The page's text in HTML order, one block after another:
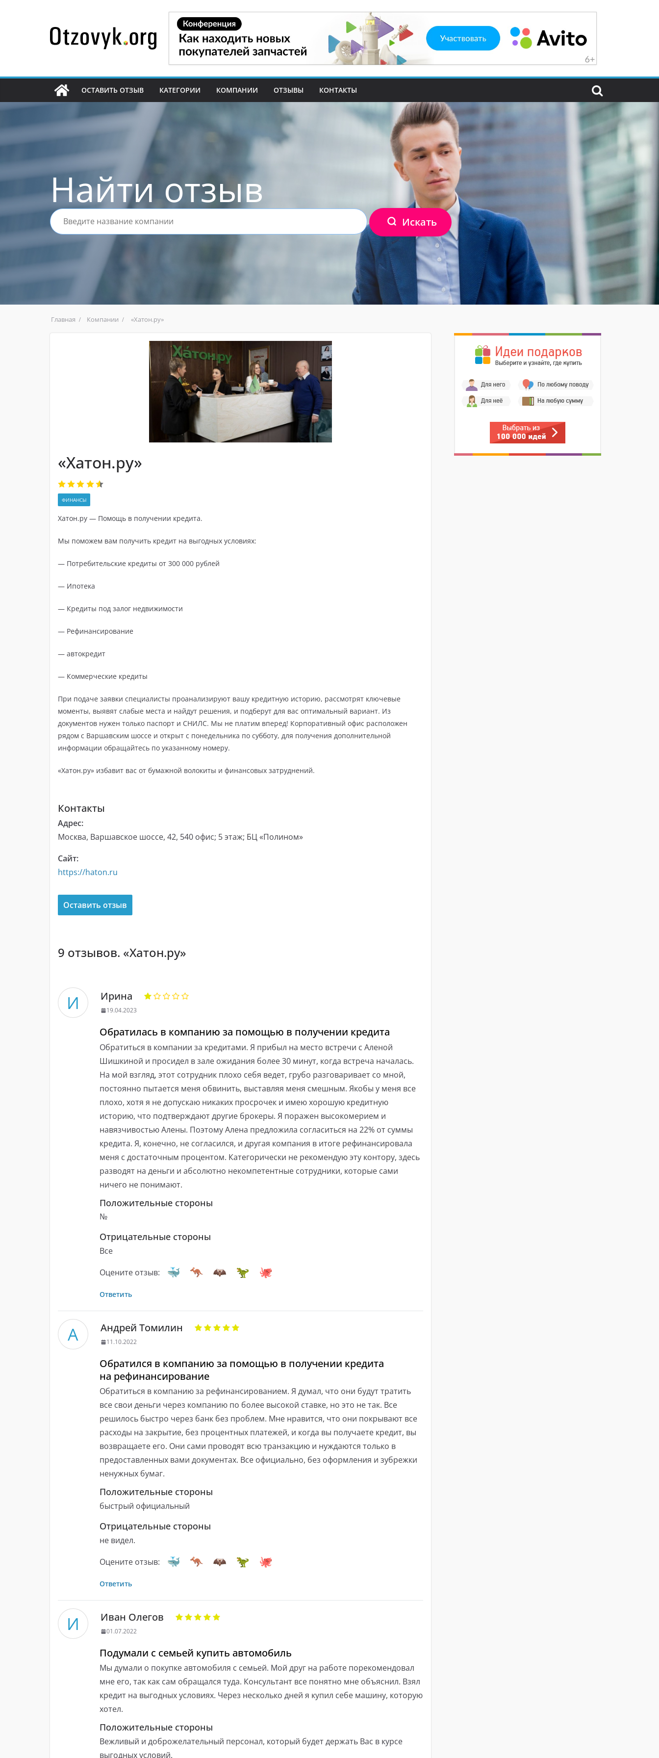
содержимому
ОСТАВИТЬ ОТЗЫВ КАТЕГОРИИ КОМПАНИИ ОТЗЫВЫ КОНТАКТЫ
Найти отзыв
Искать
Главная Компании «Хатон.ру»
«Хатон.ру»
ФИНАНСЫ
Хатон.ру — Помощь в получении кредита.
Мы поможем вам получить кредит на выгодных условиях:
— Потребительские кредиты от 300 000 рублей
— Ипотека
— Кредиты под залог недвижимости
— Рефинансирование
— автокредит
— Коммерческие кредиты
При подаче заявки специалисты проанализируют вашу кредитную историю, рассмотрят ключевые
моменты, выявят слабые места и найдут решения, и подберут для вас оптимальный вариант. Из
документов нужен только паспорт и СНИЛС. Мы не платим вперед! Корпоративный офис расположен
рядом с Варшавским шоссе и открыт с понедельника по субботу, для получения дополнительной
информации обращайтесь по указанному номеру.
«Хатон.ру» избавит вас от бумажной волокиты и финансовых затруднений.
Контакты
Адрес:
Москва, Варшавское шоссе, 42, 540 офис; 5 этаж; БЦ «Полином»
Сайт:
https://haton.ru
Оставить отзыв
9 отзывов. «Хатон.ру»
И Ирина
19.04.2023
Обратилась в компанию за помощью в получении кредита
Обратиться в компании за кредитами. Я прибыл на место встречи с Аленой
Шишкиной и просидел в зале ожидания более 30 минут, когда встреча началась.
На мой взгляд, этот сотрудник плохо себя ведет, грубо разговаривает со мной,
постоянно пытается меня обвинить, выставляя меня смешным. Якобы у меня все
плохо, хотя я не допускаю никаких просрочек и имею хорошую кредитную
историю, что подтверждают другие брокеры. Я поражен высокомерием и
навязчивостью Алены. Поэтому Алена предложила согласиться на 22% от суммы
кредита. Я, конечно, не согласился, и другая компания в итоге рефинансировала
меня с достаточным процентом. Категорически не рекомендую эту контору, здесь
разводят на деньги и абсолютно некомпетентные сотрудники, которые сами
ничего не понимают.
Положительные стороны
№
Отрицательные стороны
Все
Оцените отзыв:
Ответить
А Андрей Томилин
11.10.2022
Обратился в компанию за помощью в получении кредита
на рефинансирование
Обратиться в компанию за рефинансированием. Я думал, что они будут тратить
все свои деньги через компанию по более высокой ставке, но это не так. Все
решилось быстро через банк без проблем. Мне нравится, что они покрывают все
расходы на закрытие, без процентных платежей, и когда вы получаете кредит, вы
возвращаете его. Они сами проводят всю транзакцию и нуждаются только в
предоставленных вами документах. Все официально, без оформления и зубрежки
ненужных бумаг.
Положительные стороны
быстрый официальный
Отрицательные стороны
не видел.
Оцените отзыв:
Ответить
И Иван Олегов
01.07.2022
Подумали с семьей купить автомобиль
Мы думали о покупке автомобиля с семьей. Мой друг на работе порекомендовал
мне его, так как сам обращался туда. Консультант все понятно мне объяснил. Взял
кредит на выгодных условиях. Через несколько дней я купил себе машину, которую
хотел.
Положительные стороны
Вежливый и доброжелательный персонал, который будет держать Вас в курсе
выгодных условий.